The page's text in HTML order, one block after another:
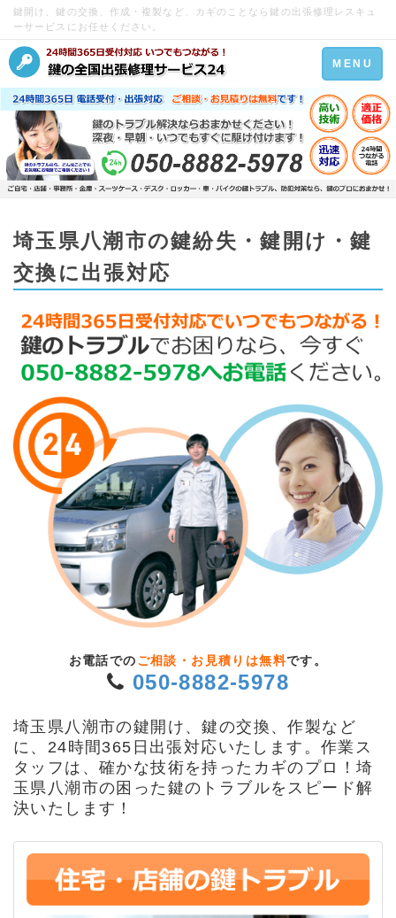
鍵開け、鍵の交換、作成・複製など、カギのことなら鍵の出張修理レスキュ
ーサービスにお任せください。
Toggle
navigation
MENU
埼玉県八潮市の鍵紛失・鍵開け・鍵
交換に出張対応
お電話での ご相談・お見積りは無料です。
050-8882-5978
埼玉県八潮市の鍵開け、鍵の交換、作製など
に、24時間365日出張対応いたします。作業ス
タッフは、確かな技術を持ったカギのプロ！埼
玉県八潮市の困った鍵のトラブルをスピード解
決いたします！